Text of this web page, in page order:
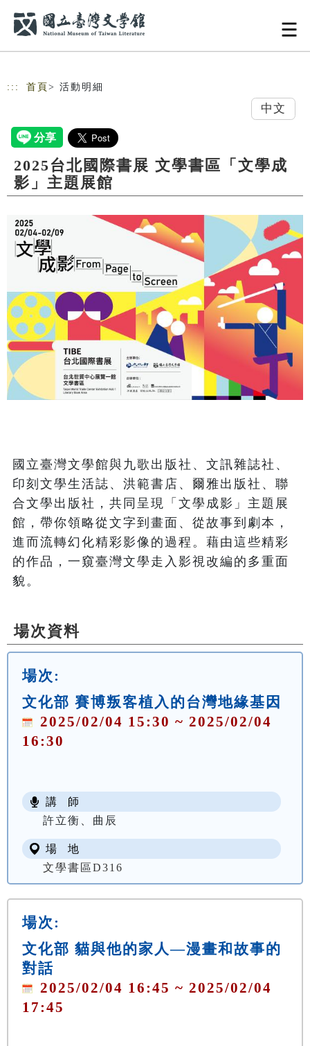
::: 首頁 > 活動明細
中文
2025台北國際書展 文學書區「文學成
影」主題展館
國立臺灣文學館與九歌出版社、文訊雜誌社、
印刻文學生活誌、洪範書店、爾雅出版社、聯
合文學出版社，共同呈現「文學成影」主題展
館，帶你領略從文字到畫面、從故事到劇本，
進而流轉幻化精彩影像的過程。藉由這些精彩
的作品，一窺臺灣文學走入影視改編的多重面
貌。
場次資料
場次:
文化部 賽博叛客植入的台灣地緣基因
2025/02/04 15:30 ~ 2025/02/04
16:30
講 師
許立衡、曲辰
場 地
文學書區D316
場次:
文化部 貓與他的家人—漫畫和故事的
對話
2025/02/04 16:45 ~ 2025/02/04
17:45